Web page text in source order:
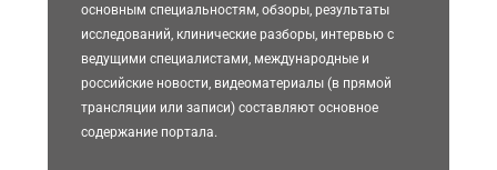
основным специальностям, обзоры, результаты
исследований, клинические разборы, интервью с
ведущими специалистами, международные и
российские новости, видеоматериалы (в прямой
трансляции или записи) составляют основное
содержание портала.